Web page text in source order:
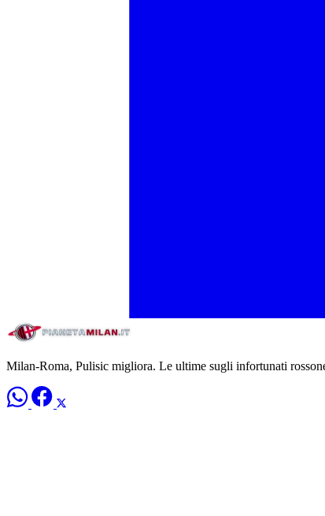
Milan-Roma, Pulisic migliora. Le ultime sugli infortunati